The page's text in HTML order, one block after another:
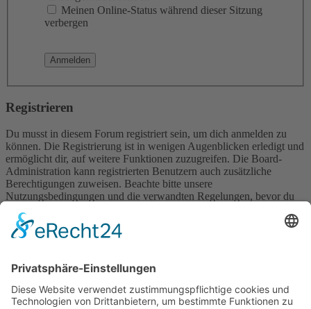
Meinen Online-Status während dieser Sitzung
verbergen
Registrieren
Du musst in diesem Forum registriert sein, um dich anmelden zu
können. Die Registrierung ist in wenigen Augenblicken erledigt und
ermöglicht dir, auf weitere Funktionen zuzugreifen. Die Board-
Administration kann registrierten Benutzern auch zusätzliche
Berechtigungen zuweisen. Beachte bitte unsere
Nutzungsbedingungen und die verwandten Regelungen, bevor du
wenn du dich in diesem Board bewegst.